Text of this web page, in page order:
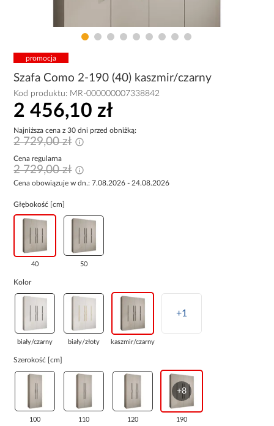
promocja
Szafa Como 2-190 (40) kaszmir/czarny
Kod produktu: MR-000000007338842
2 456,10 zł
Najniższa cena z 30 dni przed obniżką:
2 729,00 zł
Cena regularna
2 729,00 zł
Cena obowiązuje w dn.: 7.08.2026 - 24.08.2026
Głębokość [cm]
40 50
Kolor
biały/czarny biały/złoty kaszmir/czarny
+1
Szerokość [cm]
100 110 120
+8
190